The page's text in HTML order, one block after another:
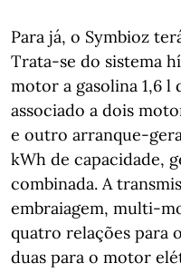
Para já, o Symbioz
Trata-se do sistema
motor a gasolina 1,6
associado a dois
e outro arranque-
kWh de capacidade,
combinada. A
embraiagem, multi-
quatro relações para
duas para o motor